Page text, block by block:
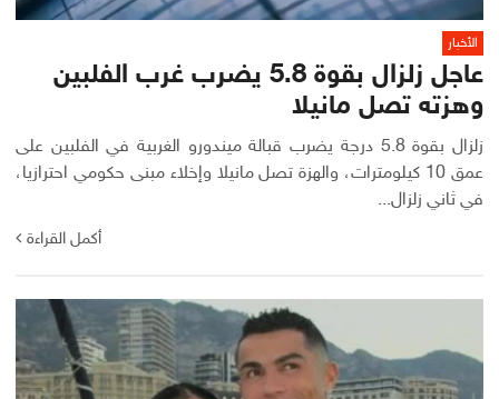
الأخبار
عاجل زلزال بقوة 5.8 يضرب غرب الفلبين
وهزته تصل مانيلا
زلزال بقوة 5.8 درجة يضرب قبالة ميندورو الغربية في الفلبين على
عمق 10 كيلومترات، والهزة تصل مانيلا وإخلاء مبنى حكومي احترازيا،
في ثاني زلزال...
أكمل القراءة